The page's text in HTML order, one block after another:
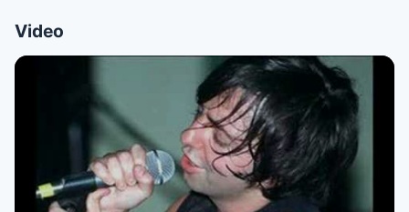
Video